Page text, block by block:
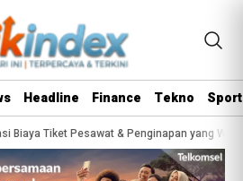
Headline Finance Tekno Sport
& Penginapan yang Wajib Disiapkan